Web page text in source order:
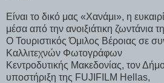
Είναι το δικό μας «Χανάμι», η
μέσα από την ανοιξιάτικη ζωντάνια
Ο Τουριστικός Όμιλος Βέροιας σε
Καλλιτεχνών Φωτογράφων
Κεντροδυτικής Μακεδονίας, τον
υποστήριξη της FUJIFILM Hellas,